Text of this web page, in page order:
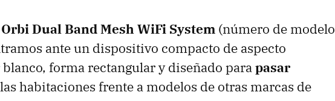
Orbi Dual Band Mesh WiFi System (número de modelo
ante un dispositivo compacto de aspecto
forma rectangular y diseñado parapasar
habitaciones frente a modelos de otras marcas de